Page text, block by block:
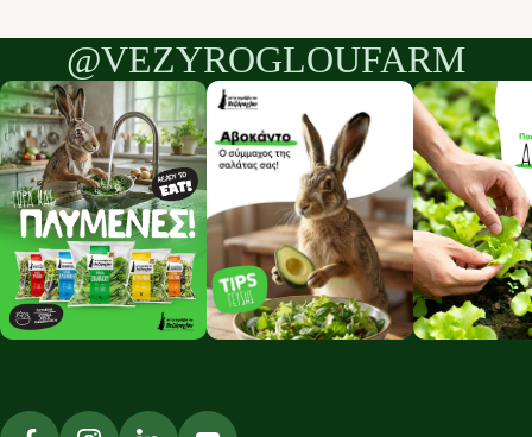
@VEZYROGLOUFARM